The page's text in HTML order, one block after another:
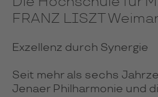
FRANZ LISZT
Exzellenz durch Synergie
Seit mehr als sechs
Jenaer Phil­har­mo­nie und